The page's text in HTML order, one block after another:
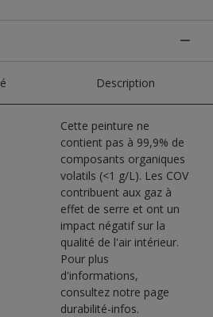
Description
Cette peinture ne
contient pas à 99,9% de
composants organiques
volatils (<1 g/L). Les COV
contribuent aux gaz à
effet de serre et ont un
impact négatif sur la
qualité de l'air intérieur.
Pour plus
d'informations,
consultez notre page
durabilité-infos.